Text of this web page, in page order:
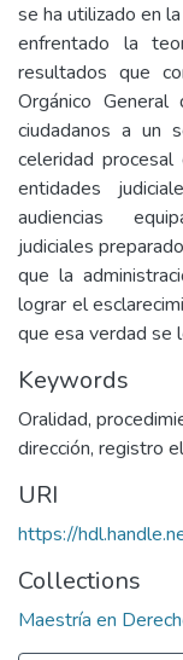
se ha utilizado en
enfrentado la
resultados que
Orgánico
ciudadanos a un
celeridad
entidades
audiencias
judiciales
que la
lograr el
que esa verdad se
Keywords
Oralidad,
dirección, registro
URI
https://
Collections
Maestría en